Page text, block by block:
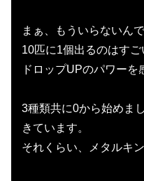
まぁ、もういらないん
10匹に1個出るのはすご
ドロップUPのパワーを
3種類共に0から始めま
きています。
それくらい、メタルキ